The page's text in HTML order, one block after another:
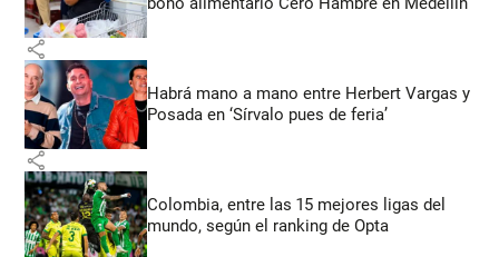
share
Habrá mano a mano entre Herbert Vargas y
Posada en ‘Sírvalo pues de feria’
share
Colombia, entre las 15 mejores ligas del
mundo, según el ranking de Opta